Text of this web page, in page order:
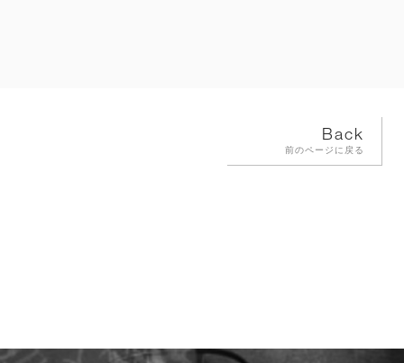
Back
前のページに戻る